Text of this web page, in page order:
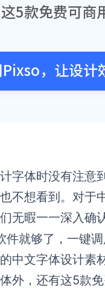
5款免费可商
，让设计
字体时没有注意
不想看到。对于
无暇一一深入确
件就够了，一键
中文字体设计素
外，还有这5款